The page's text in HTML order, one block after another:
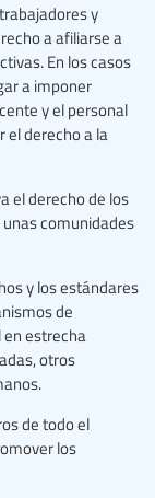
y
a afiliarse a
En los casos
a imponer
y el personal
el derecho a la
el derecho de los
comunidades
y los estándares
de
en estrecha
otros
de todo el
los